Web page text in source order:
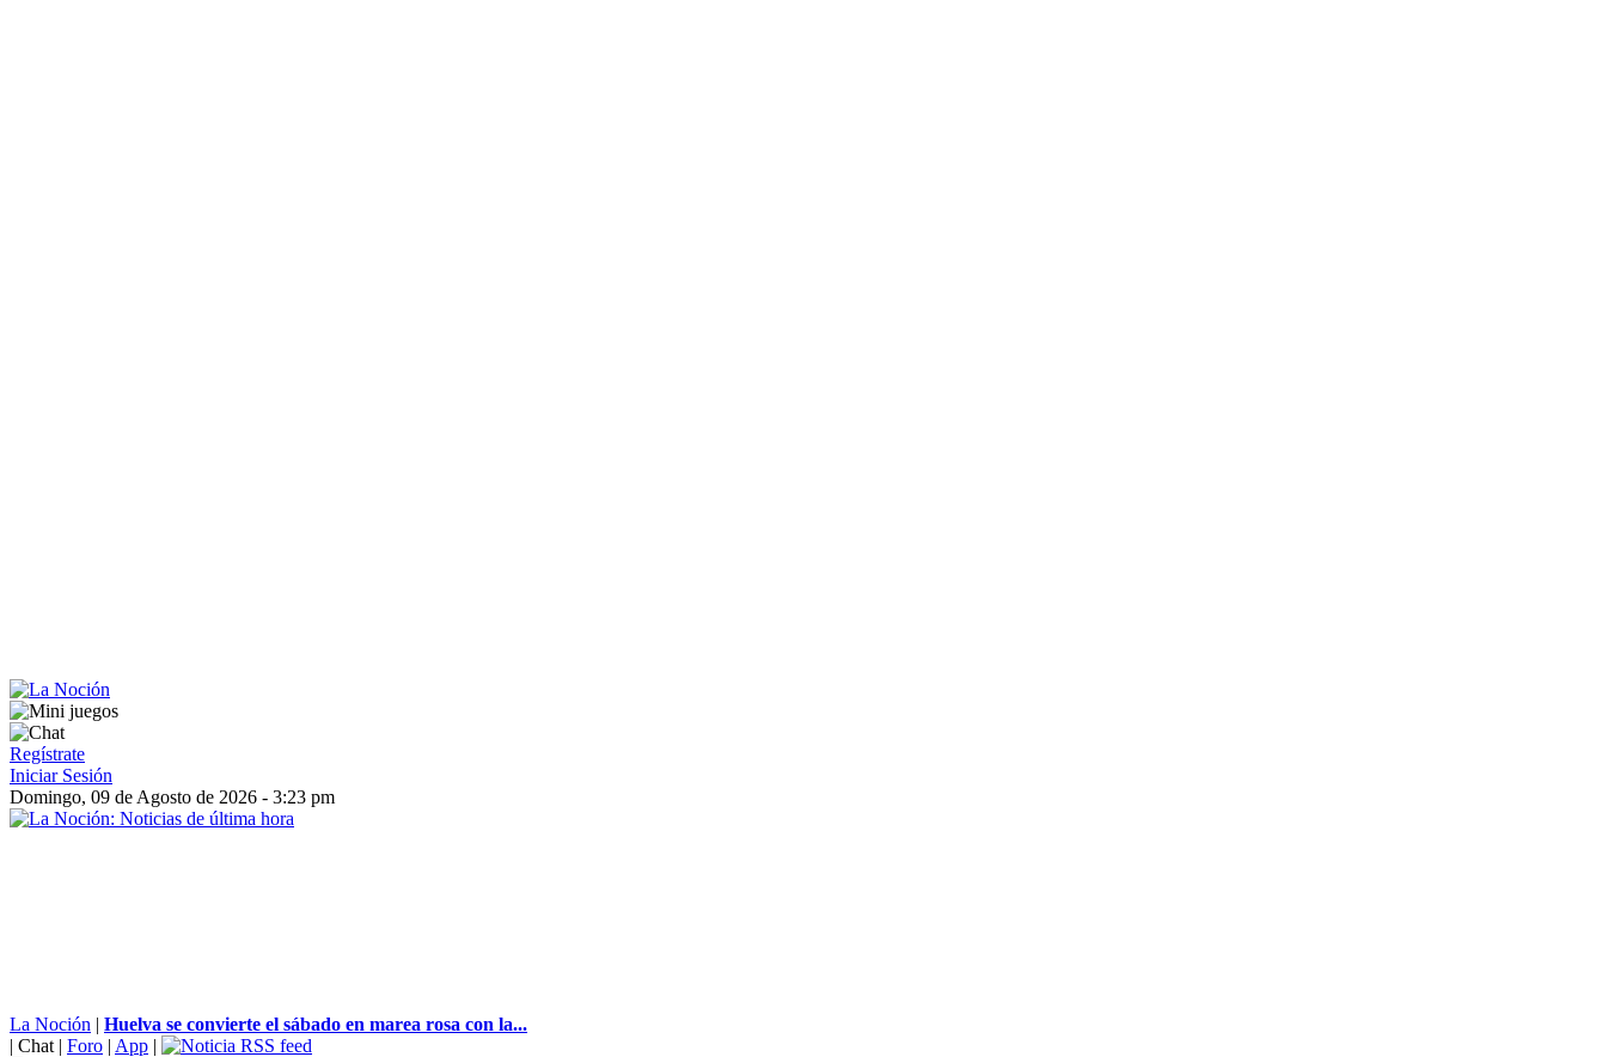
Regístrate
Iniciar Sesión
Domingo, 09 de Agosto de 2026 - 3:23 pm
La Noción | Huelva se convierte el sábado en marea rosa con la...
| Chat | Foro | App |